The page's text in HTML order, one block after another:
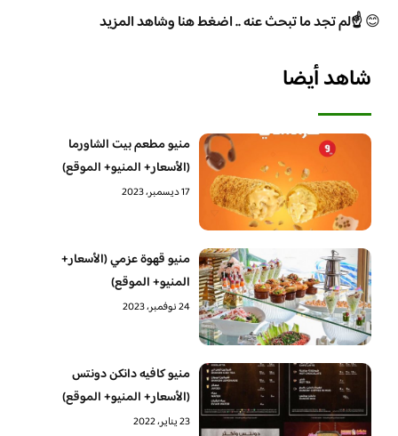
😊☝️لم تجد ما تبحث عنه .. اضغط هنا وشاهد المزيد
شاهد أيضا
منيو مطعم بيت الشاورما
(الأسعار+ المنيو+ الموقع)
17 ديسمبر، 2023
منيو قهوة عزمي (الأسعار+
المنيو+ الموقع)
24 نوفمبر، 2023
منيو كافيه دانكن دونتس
(الأسعار+ المنيو+ الموقع)
23 يناير، 2022